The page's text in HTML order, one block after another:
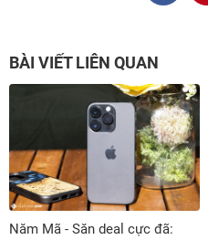
BÀI VIẾT LIÊN QUAN
Năm Mã - Săn deal cực đã: